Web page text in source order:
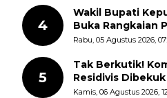
4
Wakil Bupati
Buka Rangkaian
Kemerdekaan RI,
Rabu, 05 Agustus 2026,
5
Tak Berkutik!
Residivis
Curanmor Di
Kamis, 06 Agustus 2026,